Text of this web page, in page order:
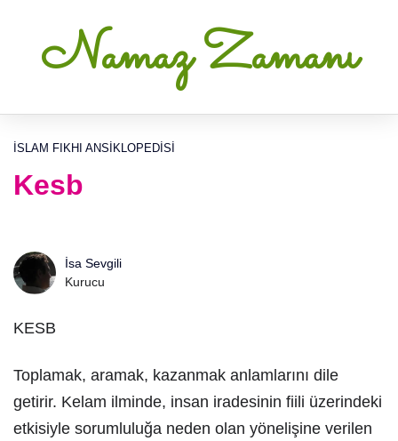
Namaz Zamanı
İSLAM FIKHI ANSIKLOPEDISI
Kesb
İsa Sevgili
Kurucu
KESB
Toplamak, aramak, kazanmak anlamlarını dile
getirir. Kelam ilminde, insan iradesinin fiili üzerindeki
etkisiyle sorumluluğa neden olan yönelişine verilen